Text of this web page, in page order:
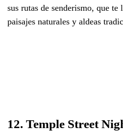
sus rutas de senderismo, que te
paisajes naturales y aldeas
12. Temple Street